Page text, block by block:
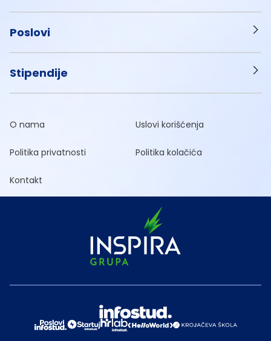
Poslovi
Stipendije
O nama Uslovi korišćenja
Politika privatnosti Politika kolačića
Kontakt